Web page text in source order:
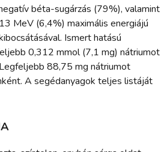
béta-sugárzás (79%), valamint
MeV (6,4%) maximális energiájú
Ismert hatású
0,312 mmol (7,1 mg) nátriumot
88,75 mg nátriumot
A segédanyagok teljes listáját